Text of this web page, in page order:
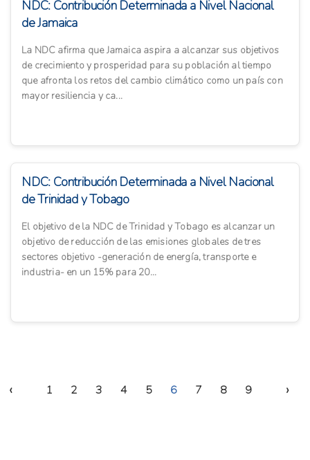
NDC: Contribución Determinada a Nivel Nacional
de Jamaica
La NDC afirma que Jamaica aspira a alcanzar sus objetivos
de crecimiento y prosperidad para su población al tiempo
que afronta los retos del cambio climático como un país con
mayor resiliencia y ca...
NDC: Contribución Determinada a Nivel Nacional
de Trinidad y Tobago
El objetivo de la NDC de Trinidad y Tobago es alcanzar un
objetivo de reducción de las emisiones globales de tres
sectores objetivo -generación de energía, transporte e
industria- en un 15% para 20...
‹ 1 2 3 4 5 6 7 8 9 ›